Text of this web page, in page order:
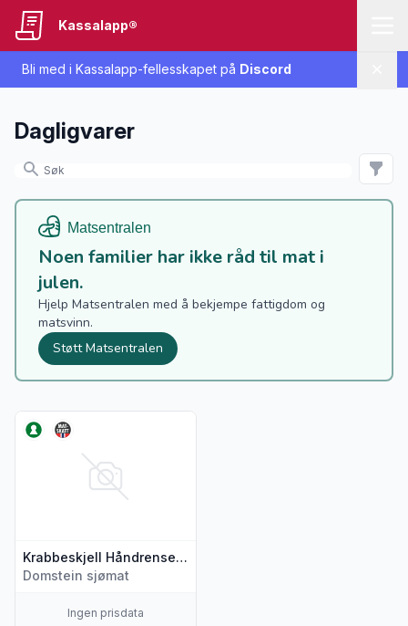
Bli med i Kassalapp-fellesskapet på Discord
Kassalapp®
Dagligvarer
Noen familier har ikke råd til mat i
julen.
Hjelp Matsentralen med å bekjempe fattigdom og
matsvinn.
Støtt Matsentralen
Krabbeskjell Håndrenset 100g Åkra Fiskemat
Domstein sjømat
Ingen prisdata
Vis flere detaljer for produktet "Krabbeskjell Håndrenset